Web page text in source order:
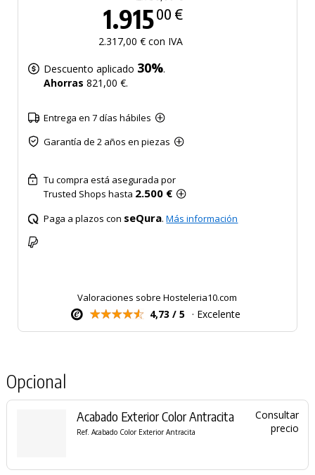
1.91500 €
2.317,00 € con IVA
Descuento aplicado 30%.
Ahorras 821,00 €.
Entrega en 7 días hábiles
Garantía de 2 años en piezas
Tu compra está asegurada por
Trusted Shops hasta 2.500 €
Paga a plazos con seQura.Más información
Valoraciones sobre Hosteleria10.com
4,73 / 5 · Excelente
Opcional
Acabado Exterior Color Antracita
Ref. Acabado Color Exterior Antracita
Consultar
precio